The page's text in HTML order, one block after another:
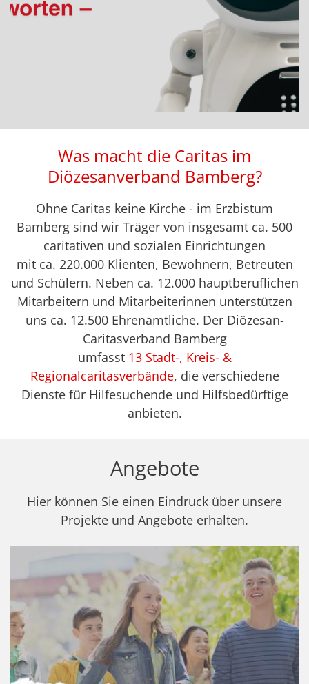
Was macht die Caritas im
Diözesanverband Bamberg?
Ohne Caritas keine Kirche - im Erzbistum
Bamberg sind wir Träger von insgesamt ca. 500
caritativen und sozialen Einrichtungen
mit ca. 220.000 Klienten, Bewohnern, Betreuten
und Schülern. Neben ca. 12.000 hauptberuflichen
Mitarbeitern und Mitarbeiterinnen unterstützen
uns ca. 12.500 Ehrenamtliche. Der Diözesan-
Caritasverband Bamberg
umfasst 13 Stadt-, Kreis- &
Regionalcaritasverbände, die verschiedene
Dienste für Hilfesuchende und Hilfsbedürftige
anbieten.
Angebote
Hier können Sie einen Eindruck über unsere
Projekte und Angebote erhalten.